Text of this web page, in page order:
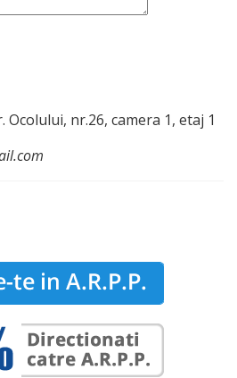
Ocolului, nr.26, camera 1, etaj 1